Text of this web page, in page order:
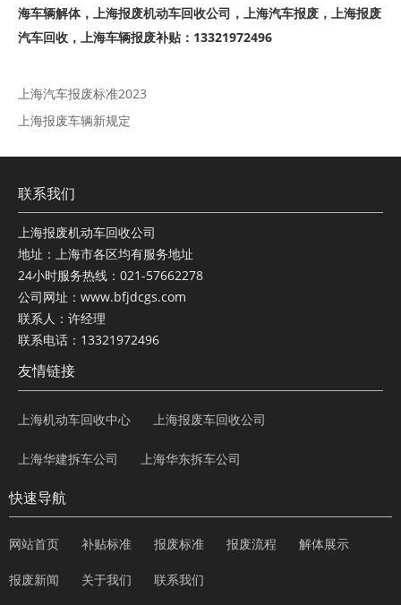
海车辆解体，上海报废机动车回收公司，上海汽车报废，上海报废
汽车回收，上海车辆报废补贴：13321972496
上海汽车报废标准2023
上海报废车辆新规定
联系我们
上海报废机动车回收公司
地址：上海市各区均有服务地址
24小时服务热线：021-57662278
公司网址：www.bfjdcgs.com
联系人：许经理
联系电话：13321972496
友情链接
上海机动车回收中心 上海报废车回收公司
上海华建拆车公司 上海华东拆车公司
快速导航
网站首页 补贴标准 报废标准 报废流程 解体展示
报废新闻 关于我们 联系我们